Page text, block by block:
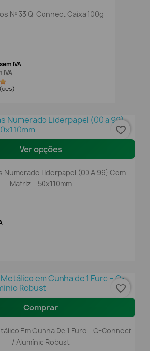
Nº 33 Q-Connect Caixa 100g
sem IVA
IVA
Ver opções
Numerado Liderpapel (00 A 99) Com
Matriz – 50x110mm
favorite_border
Comprar
Em Cunha De 1 Furo – Q-Connect
/ Alumínio Robust
favorite_border